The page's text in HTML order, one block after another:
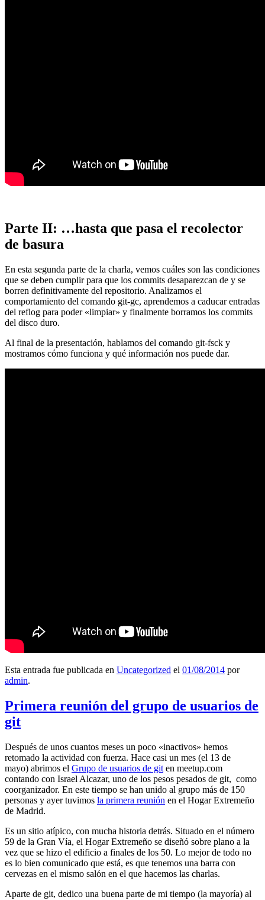
Parte II: …hasta que pasa el recolector
de basura
En esta segunda parte de la charla, vemos cuáles son las condiciones
que se deben cumplir para que los commits desaparezcan de y se
borren definitivamente del repositorio. Analizamos el
comportamiento del comando git-gc, aprendemos a caducar entradas
del reflog para poder «limpiar» y finalmente borramos los commits
del disco duro.
Al final de la presentación, hablamos del comando git-fsck y
mostramos cómo funciona y qué información nos puede dar.
Esta entrada fue publicada en Uncategorized el 01/08/2014 por
admin.
Primera reunión del grupo de usuarios de
git
Después de unos cuantos meses un poco «inactivos» hemos
retomado la actividad con fuerza. Hace casi un mes (el 13 de
mayo) abrimos el Grupo de usuarios de git en meetup.com
contando con Israel Alcazar, uno de los pesos pesados de git, como
coorganizador. En este tiempo se han unido al grupo más de 150
personas y ayer tuvimos la primera reunión en el Hogar Extremeño
de Madrid.
Es un sitio atípico, con mucha historia detrás. Situado en el número
59 de la Gran Vía, el Hogar Extremeño se diseñó sobre plano a la
vez que se hizo el edificio a finales de los 50. Lo mejor de todo no
es lo bien comunicado que está, es que tenemos una barra con
cervezas en el mismo salón en el que hacemos las charlas.
Aparte de git, dedico una buena parte de mi tiempo (la mayoría) al